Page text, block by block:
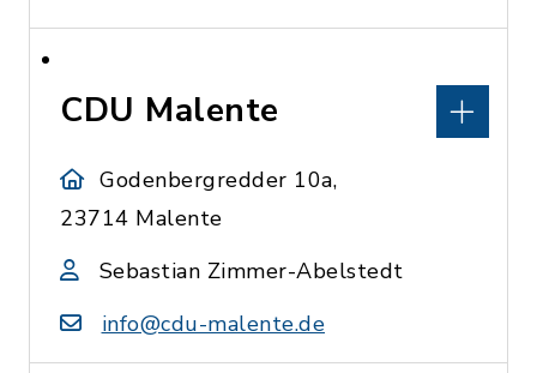
CDU Malente
Godenbergredder 10a,
23714 Malente
Sebastian Zimmer-Abelstedt
info@cdu-malente.de